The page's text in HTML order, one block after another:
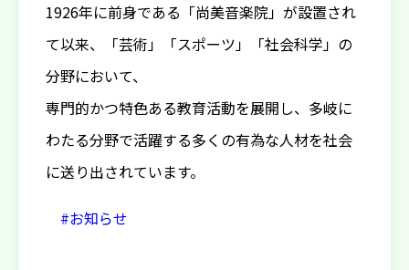
1926年に前身である「尚美音楽院」が設置され
て以来、「芸術」「スポーツ」「社会科学」の
分野において、
専門的かつ特色ある教育活動を展開し、多岐に
わたる分野で活躍する多くの有為な人材を社会
に送り出されています。
#お知らせ